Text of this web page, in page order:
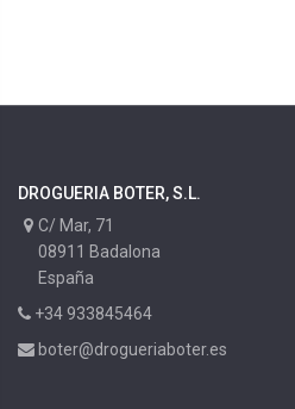
DROGUERIA BOTER, S.L.
C/ Mar, 71
08911 Badalona
España
+34 933845464
boter@drogueriaboter.es